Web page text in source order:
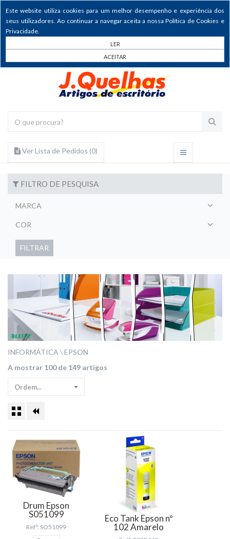
Este website utiliza cookies para um melhor desempenho e experiência dos
seus utilizadores. Ao continuar a navegar aceita a nossa Política de Cookies e
Privacidade.
LER
ACEITAR
Ver Lista de Pedidos (0)
FILTRO DE PESQUISA
MARCA
COR
FILTRAR
INFORMÁTICA
EPSON
A mostrar 100 de 149 artigos
Ordem...
Drum Epson
S051099
Refª: SO51099
Eco Tank Epson nº
102 Amarelo